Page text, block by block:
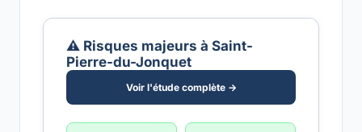
⚠️ Risques majeurs à Saint-
Pierre-du-Jonquet
Voir l'étude complète →